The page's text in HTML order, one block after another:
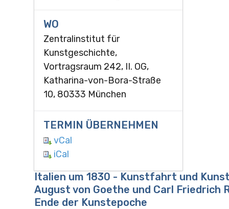
WO
Zentralinstitut für
Kunstgeschichte,
Vortragsraum 242, II. OG,
Katharina-von-Bora-Straße
10, 80333 München
TERMIN ÜBERNEHMEN
vCal
iCal
Italien um 1830 - Kunstfahrt und
August von Goethe und Carl Friedrich
Ende der Kunstepoche